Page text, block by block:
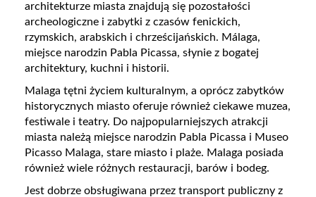
architekturze miasta znajdują się pozostałości
archeologiczne i zabytki z czasów fenickich,
rzymskich, arabskich i chrześcijańskich. Málaga,
miejsce narodzin Pabla Picassa, słynie z bogatej
architektury, kuchni i historii.
Malaga tętni życiem kulturalnym, a oprócz zabytków
historycznych miasto oferuje również ciekawe muzea,
festiwale i teatry. Do najpopularniejszych atrakcji
miasta należą miejsce narodzin Pabla Picassa i Museo
Picasso Malaga, stare miasto i plaże. Malaga posiada
również wiele różnych restauracji, barów i bodeg.
Jest dobrze obsługiwana przez transport publiczny z